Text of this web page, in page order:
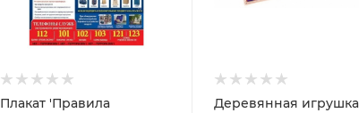
Плакат 'Правила
Деревянная игрушка